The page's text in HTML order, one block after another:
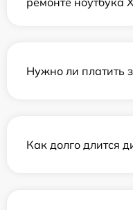
Нужно ли платить
Как долго длится